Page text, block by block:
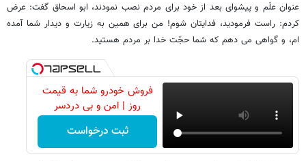
عنوان علَم و پیشوای بعد از خود برای مردم نصب نمودند، ابو اسحاق گفت: عرض
کردم: راست فرمودید، فدایتان شوم! من برای همین به زیارت و دیدار شما آمده
ام، و گواهی می دهم که شما حجّت خدا بر مردم هستید.
فروش خودرو شما به قیمت
روز | امن و بی دردسر
ثبت درخواست